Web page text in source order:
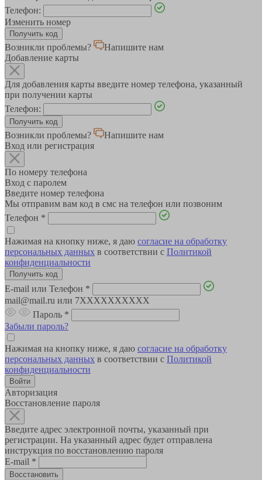
Телефон:
Изменить номер
Возникли проблемы?
Напишите нам
Добавление карты
Для добавления карты введите номер телефона, указанный
при получении карты
Телефон:
Возникли проблемы?
Напишите нам
Вход или регистрация
По номеру телефона
Вход с паролем
Введите номер телефона
Мы отправим вам код в смс на телефон или позвоним
Телефон *
Нажимая на кнопку ниже, я даю согласие на обработку
персональных данных в соответствии с Политикой
конфиденциальности
E-mail или Телефон *
mail@mail.ru или 7XXXXXXXXXX
Пароль *
Забыли пароль?
Нажимая на кнопку ниже, я даю согласие на обработку
персональных данных в соответствии с Политикой
конфиденциальности
Авторизация
Восстановление пароля
Введите адрес электронной почты, указанный при
регистрации. На указанный адрес будет отправлена
инструкция по восстановлению пароля
E-mail *